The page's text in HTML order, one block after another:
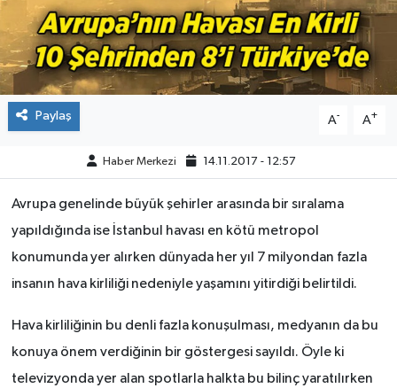
Paylaş A- A+
Haber Merkezi 14.11.2017 - 12:57
Avrupa genelinde büyük şehirler arasında bir sıralama
yapıldığında ise İstanbul havası en kötü metropol
konumunda yer alırken dünyada her yıl 7 milyondan fazla
insanın hava kirliliği nedeniyle yaşamını yitirdiği belirtildi.
Hava kirliliğinin bu denli fazla konuşulması, medyanın da bu
konuya önem verdiğinin bir göstergesi sayıldı. Öyle ki
televizyonda yer alan spotlarla halkta bu bilinç yaratılırken
DÜNYA
HABERDE İNSAN
BİLİM VE TEKNOLOJİ
KAMPANYALAR
KÜLTÜR-SANAT
POLİTİKA